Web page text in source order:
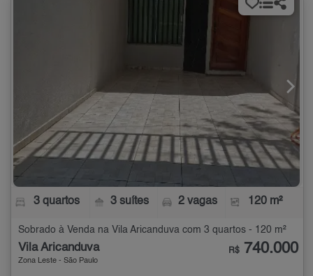
3 quartos 3 suítes 2 vagas 120 m²
Sobrado à Venda na Vila Aricanduva com 3 quartos - 120 m²
Vila Aricanduva
Zona Leste - São Paulo
R$ 740.000